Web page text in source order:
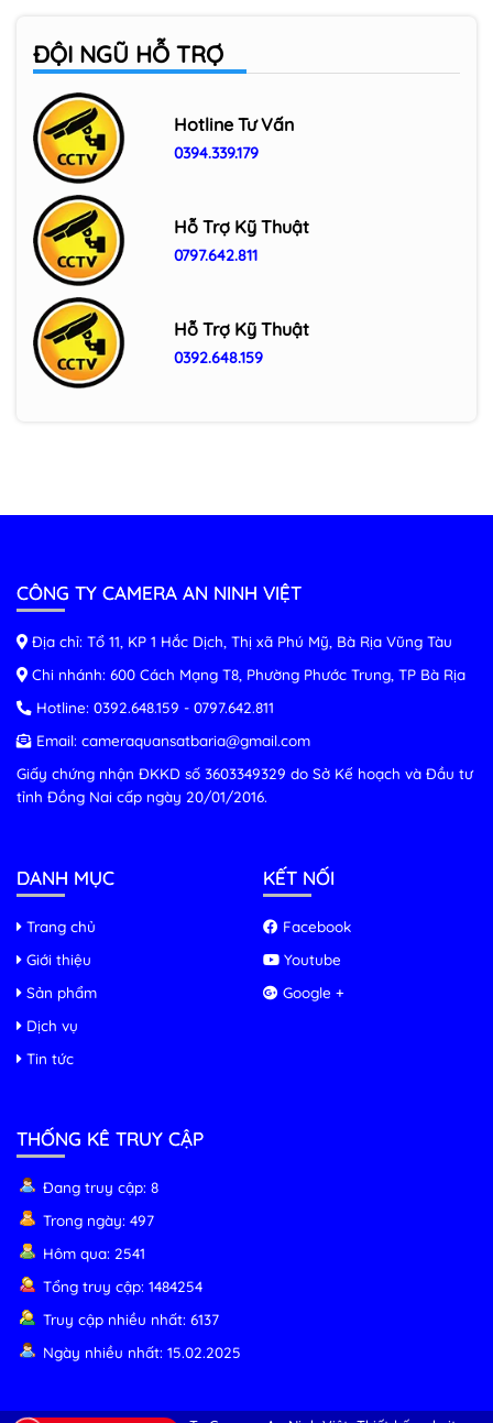
ĐỘI NGŨ HỖ TRỢ
Hotline Tư Vấn
0394.339.179
Hỗ Trợ Kỹ Thuật
0797.642.811
Hỗ Trợ Kỹ Thuật
0392.648.159
CÔNG TY CAMERA AN NINH VIỆT
Địa chỉ: Tổ 11, KP 1 Hắc Dịch, Thị xã Phú Mỹ, Bà Rịa Vũng Tàu
Chi nhánh: 600 Cách Mạng T8, Phường Phước Trung, TP Bà Rịa
Hotline: 0392.648.159 - 0797.642.811
Email: cameraquansatbaria@gmail.com
Giấy chứng nhận ĐKKD số 3603349329 do Sở Kế hoạch và Đầu tư
tỉnh Đồng Nai cấp ngày 20/01/2016.
DANH MỤC
Trang chủ
Giới thiệu
Sản phẩm
Dịch vụ
Tin tức
KẾT NỐI
Facebook
Youtube
Google +
THỐNG KÊ TRUY CẬP
Đang truy cập: 8
Trong ngày: 497
Hôm qua: 2541
Tổng truy cập: 1484254
Truy cập nhiều nhất: 6137
Ngày nhiều nhất: 15.02.2025